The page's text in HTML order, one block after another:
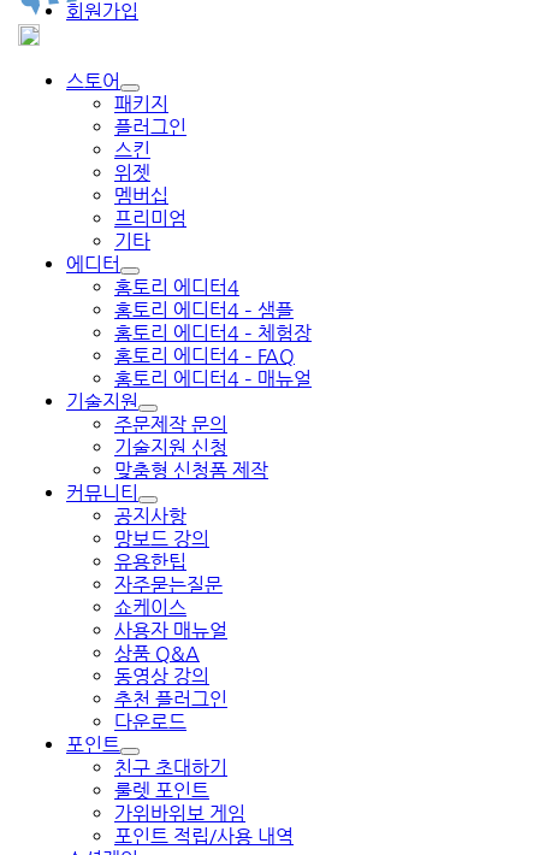
회원가입
스토어
패키지
플러그인
스킨
위젯
멤버십
프리미엄
기타
에디터
홈토리 에디터4
홈토리 에디터4 – 샘플
홈토리 에디터4 – 체험장
홈토리 에디터4 – FAQ
홈토리 에디터4 – 매뉴얼
기술지원
주문제작 문의
기술지원 신청
맞춤형 신청폼 제작
커뮤니티
공지사항
망보드 강의
유용한팁
자주묻는질문
쇼케이스
사용자 매뉴얼
상품 Q&A
동영상 강의
추천 플러그인
다운로드
포인트
친구 초대하기
룰렛 포인트
가위바위보 게임
포인트 적립/사용 내역